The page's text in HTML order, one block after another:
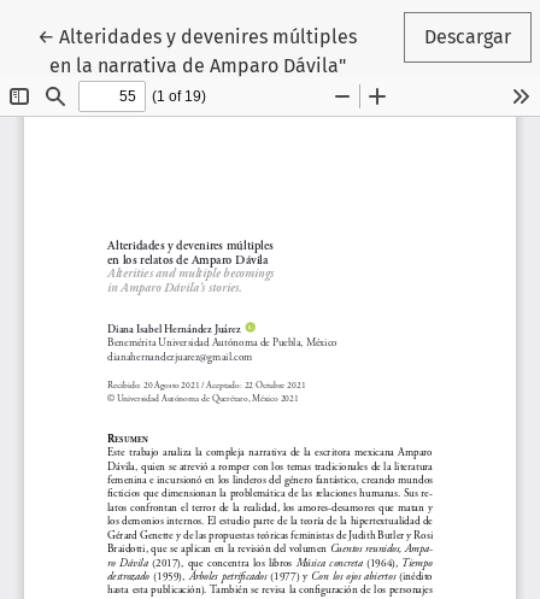
←Volver a los detalles del artículo
Alteridades y devenires múltiples
en la narrativa de Amparo Dávila"
Descargar